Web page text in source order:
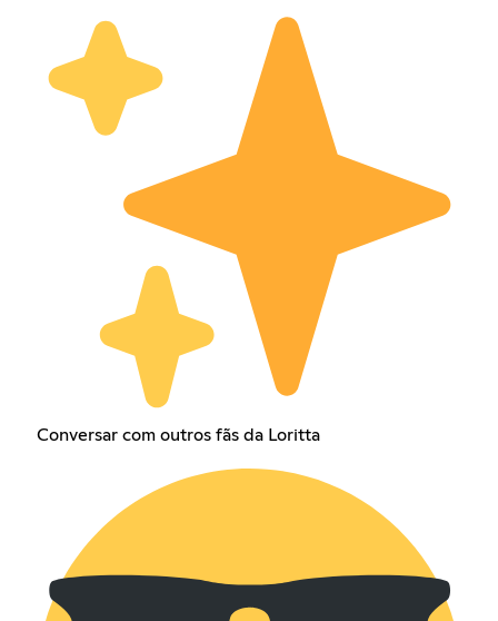
Conversar com outros fãs da Loritta